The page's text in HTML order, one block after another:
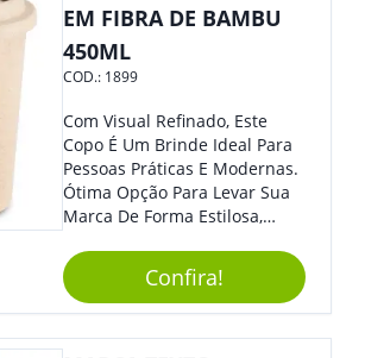
EM FIBRA DE BAMBU
450ML
COD.: 1899
Com Visual Refinado, Este
Copo É Um Brinde Ideal Para
Pessoas Práticas E Modernas.
Ótima Opção Para Levar Sua
Marca De Forma Estilosa,
Empresa Em Eventos,
Reuniões Corporativas Ou Até
Mesmo Para Presentear
Colaboradores.
Confira!